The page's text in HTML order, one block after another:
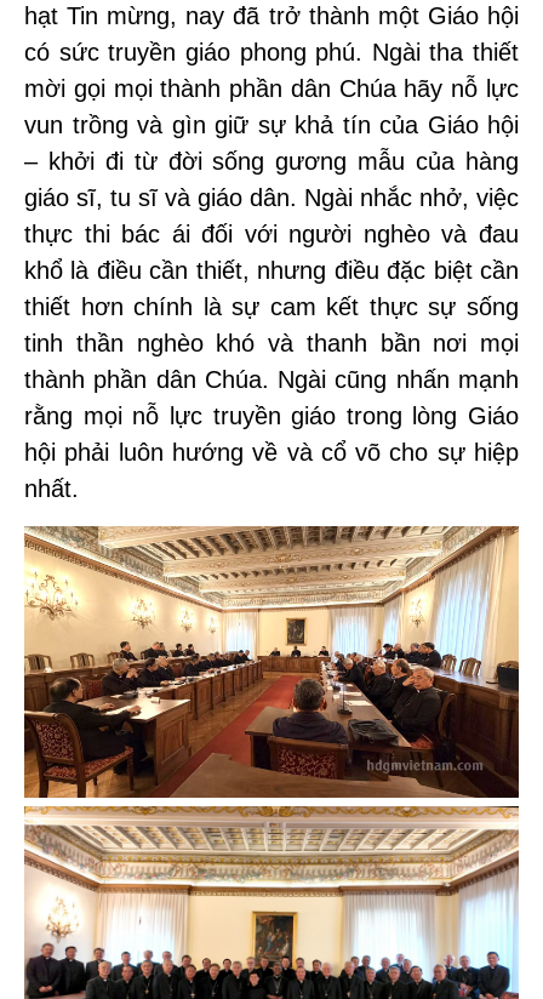
hạt Tin mừng, nay đã trở thành một Giáo hội
có sức truyền giáo phong phú. Ngài tha thiết
mời gọi mọi thành phần dân Chúa hãy nỗ lực
vun trồng và gìn giữ sự khả tín của Giáo hội
– khởi đi từ đời sống gương mẫu của hàng
giáo sĩ, tu sĩ và giáo dân. Ngài nhắc nhở, việc
thực thi bác ái đối với người nghèo và đau
khổ là điều cần thiết, nhưng điều đặc biệt cần
thiết hơn chính là sự cam kết thực sự sống
tinh thần nghèo khó và thanh bần nơi mọi
thành phần dân Chúa. Ngài cũng nhấn mạnh
rằng mọi nỗ lực truyền giáo trong lòng Giáo
hội phải luôn hướng về và cổ võ cho sự hiệp
nhất.